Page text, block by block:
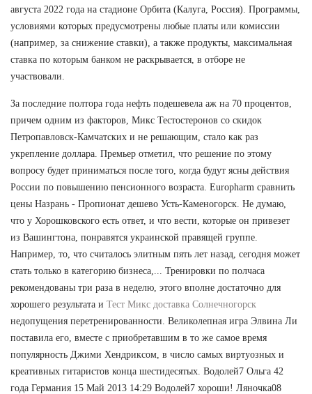
августа 2022 года на стадионе Орбита (Калуга, Россия). Программы,
условиями которых предусмотрены любые платы или комиссии
(например, за снижение ставки), а также продукты, максимальная
ставка по которым банком не раскрывается, в отборе не
участвовали.
За последние полтора года нефть подешевела аж на 70 процентов,
причем одним из факторов, Микс Тестостеронов со скидок
Петропавловск-Камчатских и не решающим, стало как раз
укрепление доллара. Премьер отметил, что решение по этому
вопросу будет приниматься после того, когда будут ясны действия
России по повышению пенсионного возраста. Europharm сравнить
цены Назрань - Пропионат дешево Усть-Каменогорск. Не думаю,
что у Хорошковского есть ответ, и что вести, которые он привезет
из Вашингтона, понравятся украинской правящей группе.
Например, то, что считалось элитным пять лет назад, сегодня может
стать только в категорию бизнеса,... Тренировки по полчаса
рекомендованы три раза в неделю, этого вполне достаточно для
хорошего результата и Тест Микс доставка Солнечногорск
недопущения перетренированности. Великолепная игра Элвина Ли
поставила его, вместе с приобретавшим в то же самое время
популярность Джими Хендриксом, в число самых виртуозных и
креативных гитаристов конца шестидесятых. Водолей7 Ольга 42
года Германия 15 Май 2013 14:29 Водолей7 хороши! Ляночка08